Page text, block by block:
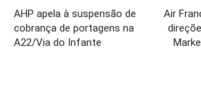
AHP apela à suspensão de
cobrança de portagens na
A22/Via do Infante
Air